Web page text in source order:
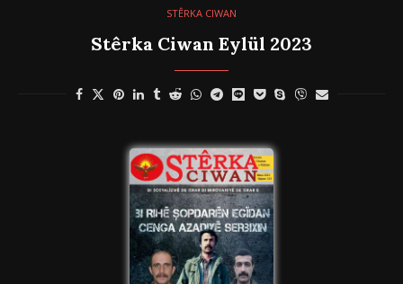
STÊRKA CIWAN
Stêrka Ciwan Eylül 2023